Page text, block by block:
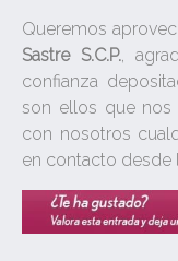
Queremos
Sastre S.C.P.,
confianza
son ellos que nos
con nosotros
en contacto desde